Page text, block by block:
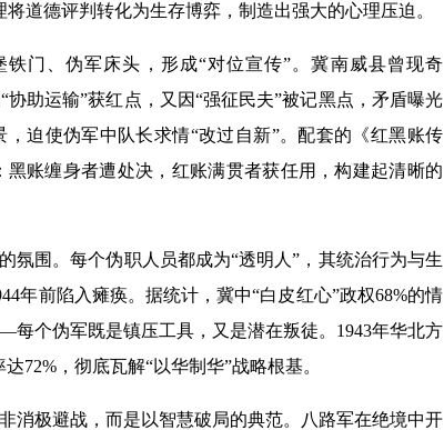
道德评判转化为生存博弈，制造出强大的心理压迫。
、伪军床头，形成“对位宣传”。冀南威县曾现奇
助运输”获红点，又因“强征民夫”被记黑点，矛盾曝光
迫使伪军中队长求情“改过自新”。配套的《红黑账传
账缠身者遭处决，红账满贯者获任用，构建起清晰的
围。每个伪职人员都成为“透明人”，其统治行为与生
年前陷入瘫痪。据统计，冀中“白皮红心”政权68%的情
个伪军既是镇压工具，又是潜在叛徒。1943年华北方
72%，彻底瓦解“以华制华”战略根基。
极避战，而是以智慧破局的典范。八路军在绝境中开